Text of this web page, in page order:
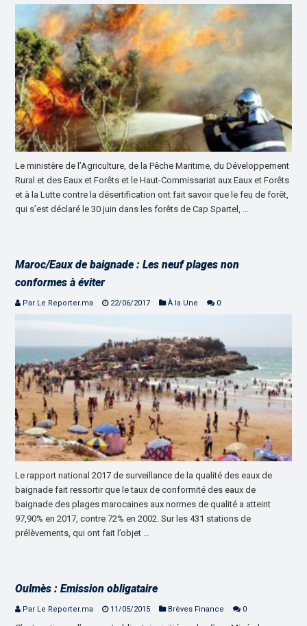
Le ministère de l’Agriculture, de la Pêche Maritime, du Développement
Rural et des Eaux et Forêts et le Haut-Commissariat aux Eaux et Forêts
et à la Lutte contre la désertification ont fait savoir que le feu de forêt,
qui s’est déclaré le 30 juin dans les forêts de Cap Spartel, …
Maroc/Eaux de baignade : Les neuf plages non
conformes à éviter
Par Le Reporter.ma 22/06/2017 À la Une 0
Le rapport national 2017 de surveillance de la qualité des eaux de
baignade fait ressortir que le taux de conformité des eaux de
baignade des plages marocaines aux normes de qualité a atteint
97,90% en 2017, contre 72% en 2002. Sur les 431 stations de
prélèvements, qui ont fait l’objet …
Oulmès : Emission obligataire
Par Le Reporter.ma 11/05/2015 Brèves Finance 0